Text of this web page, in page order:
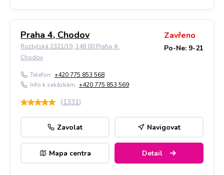
Praha 4, Chodov
Roztylská 2321/19, 148 00 Praha 4-
Chodov
Zavřeno
Po-Ne: 9-21
Telefon: +420 775 853 568
Info k zakázkám: +420 775 853 569
(1331)
Zavolat Navigovat
Mapa centra Detail